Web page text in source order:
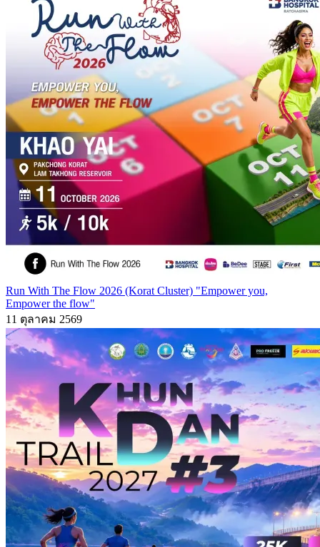
Run With The Flow 2026 (Korat Cluster) "Empower you,
Empower the flow"
11 ตุลาคม 2569